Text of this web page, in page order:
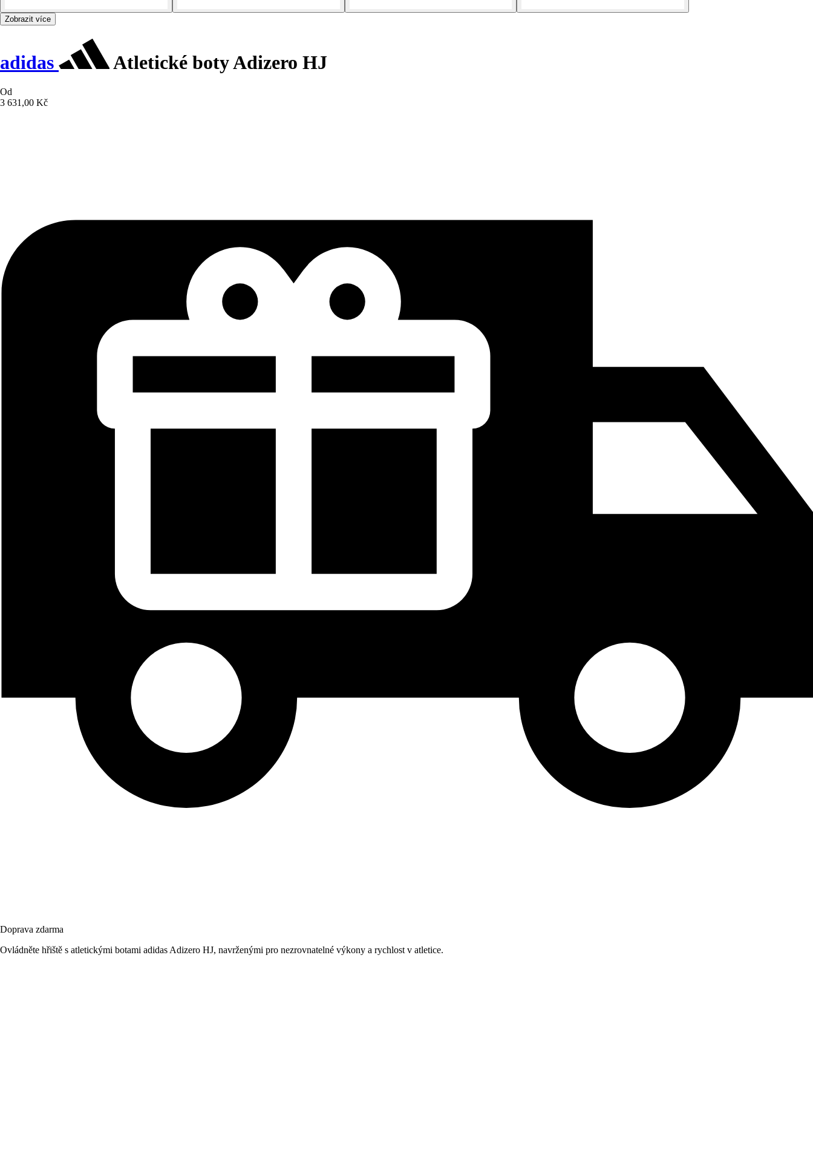
Zobrazit více
adidas Atletické boty Adizero HJ
Od
3 631,00 Kč
Doprava zdarma
Ovládněte hřiště s atletickými botami adidas Adizero HJ, navrženými pro nezrovnatelné výkony a rychlost v atletice.